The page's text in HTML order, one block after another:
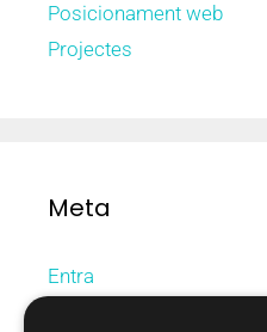
Posicionament web
Projectes
Meta
Entra